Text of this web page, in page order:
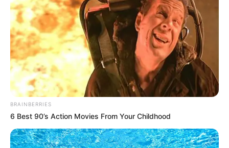
BRAINBERRIES
6 Best 90’s Action Movies From Your Childhood